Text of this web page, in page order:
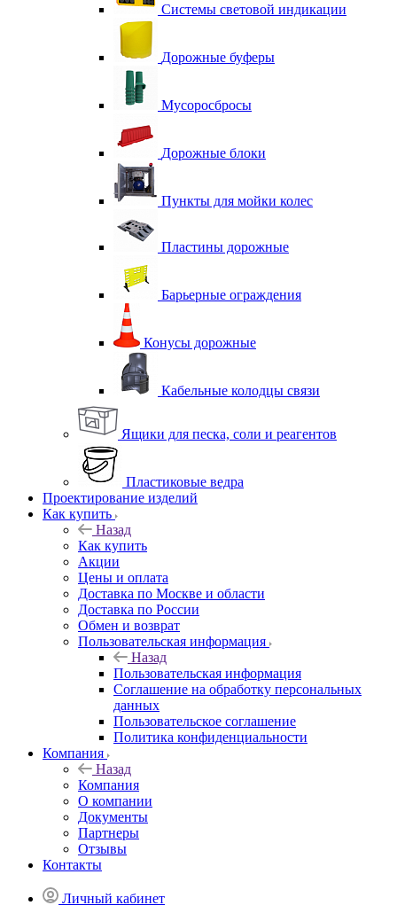
Системы световой индикации
Дорожные буферы
Мусоросбросы
Дорожные блоки
Пункты для мойки колес
Пластины дорожные
Барьерные ограждения
Конусы дорожные
Кабельные колодцы связи
Ящики для песка, соли и реагентов
Пластиковые ведра
Проектирование изделий
Как купить
Назад
Как купить
Акции
Цены и оплата
Доставка по Москве и области
Доставка по России
Обмен и возврат
Пользовательская информация
Назад
Пользовательская информация
Соглашение на обработку персональных
данных
Пользовательское соглашение
Политика конфиденциальности
Компания
Назад
Компания
О компании
Документы
Партнеры
Отзывы
Контакты
Личный кабинет